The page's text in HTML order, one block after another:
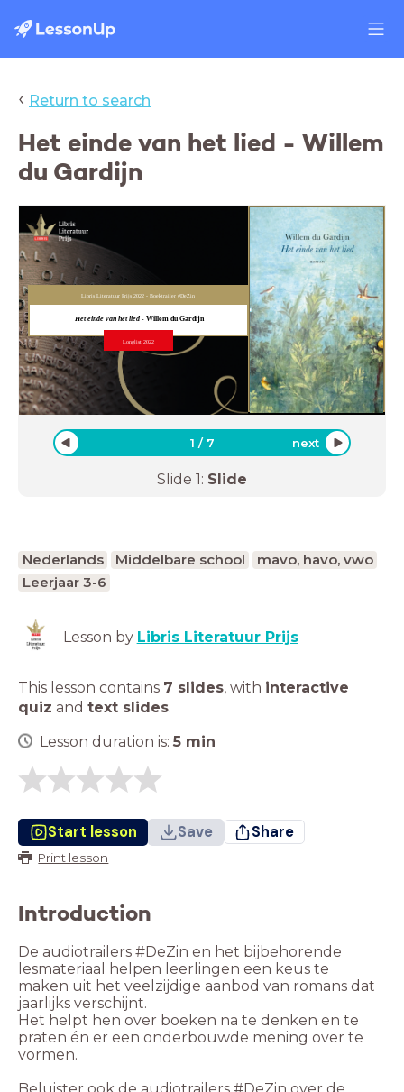
‹ Return to search
Het einde van het lied - Willem
du Gardijn
Libris Literatuur Prijs 2022 - Boektrailer #DeZin
Het einde van het lied - Willem du Gardijn
Longlist 2022
1 / 7 next
Slide 1: Slide
Nederlands Middelbare school
mavo, havo, vwo
Leerjaar 3-6
Lesson by Libris Literatuur Prijs
This lesson contains 7 slides, with interactive
quiz and text slides.
Lesson duration is: 5 min
Start lesson Save Share
Print lesson
Introduction
De audiotrailers #DeZin en het bijbehorende
lesmateriaal helpen leerlingen een keus te
maken uit het veelzijdige aanbod van romans dat
jaarlijks verschijnt.
Het helpt hen over boeken na te denken en te
praten én er een onderbouwde mening over te
vormen.